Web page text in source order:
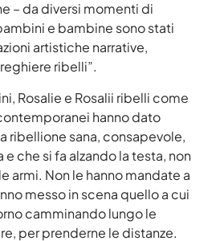
– da diversi momenti di
e bambine sono stati
artistiche narrative,
ribelli”.
Rosalie e Rosalii ribelli come
hanno dato
ribellione sana, consapevole,
che si fa alzando la testa, non
armi. Non le hanno mandate a
messo in scena quello a cui
camminando lungo le
per prenderne le distanze.